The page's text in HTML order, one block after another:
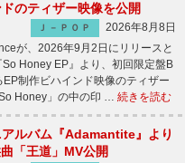
のティザー映像を公開
Ｊ－ＰＯＰ
2026年8月8日
が、2026年9月2日にリリースと
Honey EP』より、初回限定盤B
EP制作ビハインド映像のティザー
Honey」の中の印 … 続きを読む
ルバム『Adamantite』より
「王道」MV公開